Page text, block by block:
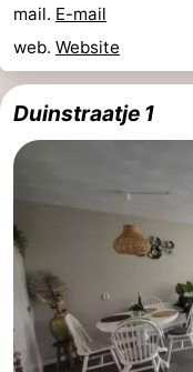
mail. E-mail
web. Website
Duinstraatje 1